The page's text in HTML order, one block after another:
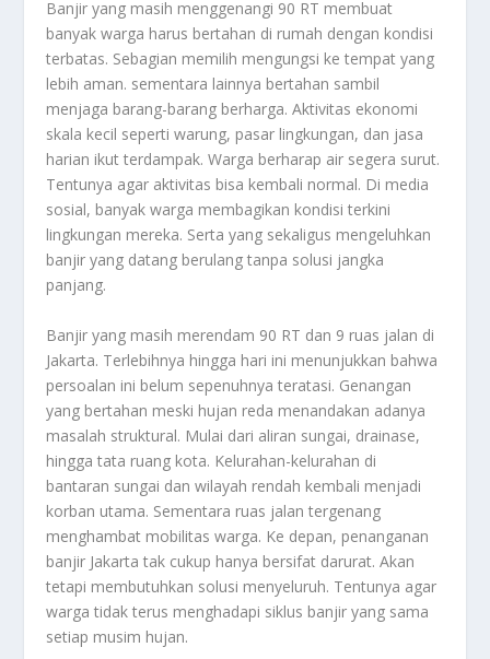
Banjir yang masih menggenangi 90 RT membuat
banyak warga harus bertahan di rumah dengan kondisi
terbatas. Sebagian memilih mengungsi ke tempat yang
lebih aman. sementara lainnya bertahan sambil
menjaga barang-barang berharga. Aktivitas ekonomi
skala kecil seperti warung, pasar lingkungan, dan jasa
harian ikut terdampak. Warga berharap air segera surut.
Tentunya agar aktivitas bisa kembali normal. Di media
sosial, banyak warga membagikan kondisi terkini
lingkungan mereka. Serta yang sekaligus mengeluhkan
banjir yang datang berulang tanpa solusi jangka
panjang.
Banjir yang masih merendam 90 RT dan 9 ruas jalan di
Jakarta. Terlebihnya hingga hari ini menunjukkan bahwa
persoalan ini belum sepenuhnya teratasi. Genangan
yang bertahan meski hujan reda menandakan adanya
masalah struktural. Mulai dari aliran sungai, drainase,
hingga tata ruang kota. Kelurahan-kelurahan di
bantaran sungai dan wilayah rendah kembali menjadi
korban utama. Sementara ruas jalan tergenang
menghambat mobilitas warga. Ke depan, penanganan
banjir Jakarta tak cukup hanya bersifat darurat. Akan
tetapi membutuhkan solusi menyeluruh. Tentunya agar
warga tidak terus menghadapi siklus banjir yang sama
setiap musim hujan.